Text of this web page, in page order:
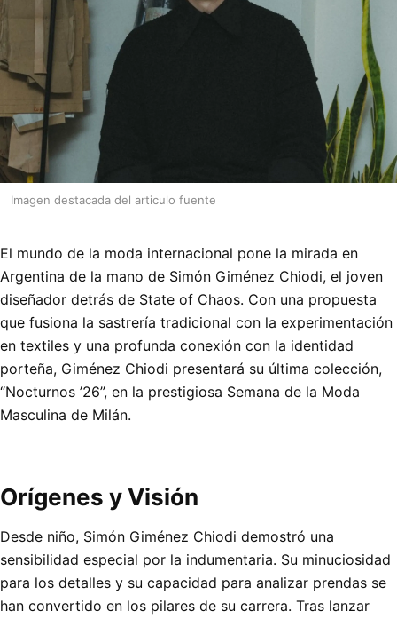
Imagen destacada del articulo fuente
El mundo de la moda internacional pone la mirada en
Argentina de la mano de Simón Giménez Chiodi, el joven
diseñador detrás de State of Chaos. Con una propuesta
que fusiona la sastrería tradicional con la experimentación
en textiles y una profunda conexión con la identidad
porteña, Giménez Chiodi presentará su última colección,
“Nocturnos ’26”, en la prestigiosa Semana de la Moda
Masculina de Milán.
Orígenes y Visión
Desde niño, Simón Giménez Chiodi demostró una
sensibilidad especial por la indumentaria. Su minuciosidad
para los detalles y su capacidad para analizar prendas se
han convertido en los pilares de su carrera. Tras lanzar